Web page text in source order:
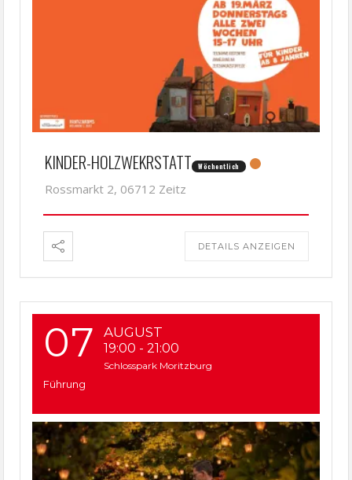
KINDER-HOLZWEKRSTATT Wöchentlich
Rossmarkt 2, 06712 Zeitz
DETAILS ANZEIGEN
07 AUGUST
19:00 -21:00
Schlosspark Moritzburg
Führung